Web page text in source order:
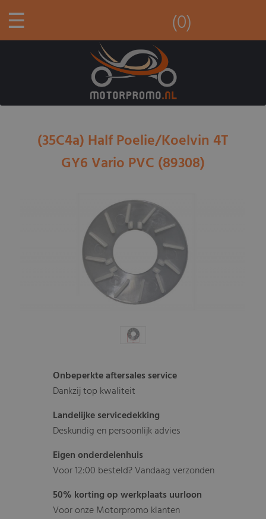
☰ (0)
(35C4a) Half Poelie/Koelvin 4T
GY6 Vario PVC (89308)
Onbeperkte aftersales service
Dankzij top kwaliteit
Landelijke servicedekking
Deskundig en persoonlijk advies
Eigen onderdelenhuis
Voor 12:00 besteld? Vandaag verzonden
50% korting op werkplaats uurloon
Voor onze Motorpromo klanten